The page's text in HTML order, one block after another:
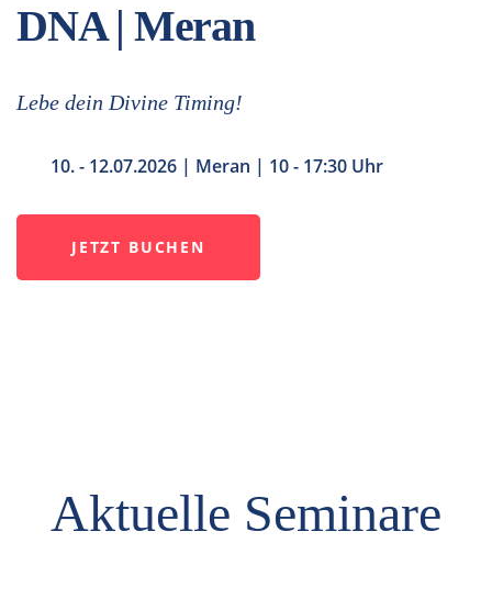
DNA | Meran
Lebe dein Divine Timing!
10. - 12.07.2026 | Meran | 10 - 17:30 Uhr
JETZT BUCHEN
Aktuelle Seminare